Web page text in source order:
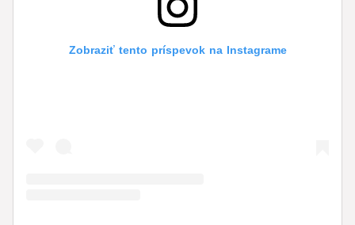
Zobraziť tento príspevok na Instagrame